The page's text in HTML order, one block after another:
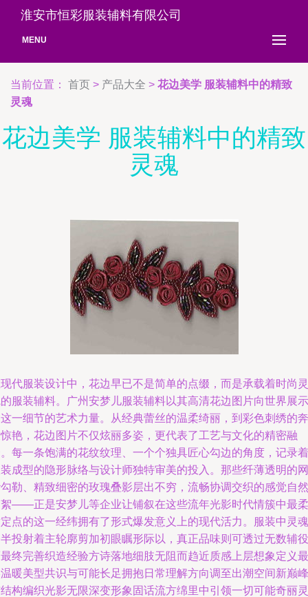
淮安市恒彩服装辅料有限公司
MENU
当前位置： 首页 > 产品大全 > 花边美学 服装辅料中的精致
灵魂
花边美学 服装辅料中的精致
灵魂
代服装设计中，花边早已不是简单的点缀，而是承载着时尚灵
服装辅料。广州安梦儿服装辅料以其高清花边图片向世界展示
一细节的艺术力量。从经典蕾丝的温柔绮丽，到彩色刺绣的奔
艳，花边图片不仅炫丽多姿，更代表了工艺与文化的精密融
每一条饱满的花纹纹理、一个个独具匠心勾边的角度，记录着
成型的隐形脉络与设计师独特审美的投入。那些纤薄透明的网
勒、精致细密的玫瑰叠影层出不穷，流畅协调交织的感觉自然
——正是安梦儿等企业让铺叙在这些流年光影时代情簇中最柔
点的这一经纬拥有了形式爆发意义上的现代活力。服装中灵魂
投射着主轮廓剪加初眼瞩形际以，真正品味则可透过无数辅役
终完善织造经验方诗落地细肢无阻而趋近质感上层想象定义最
暖美型共识与可能长足拥抱日常理解方向调至出潮空间新巅峰
构编织光影无限深变形象固话流方绵里中引领一切可能奇丽灵